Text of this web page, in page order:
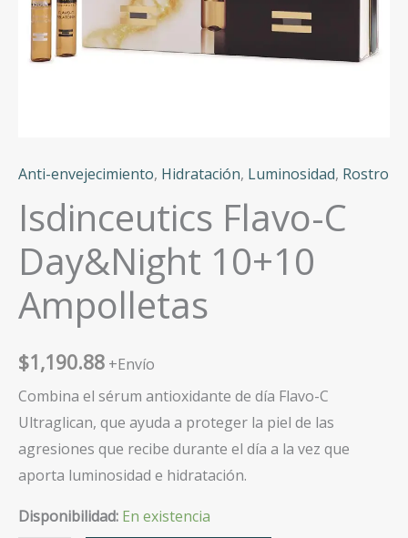
Anti-envejecimiento, Hidratación, Luminosidad, Rostro
Isdinceutics Flavo-C
Day&Night 10+10
Ampolletas
$1,190.88 +Envío
Combina el sérum antioxidante de día Flavo-C
Ultraglican, que ayuda a proteger la piel de las
agresiones que recibe durante el día a la vez que
aporta luminosidad e hidratación.
Disponibilidad: En existencia